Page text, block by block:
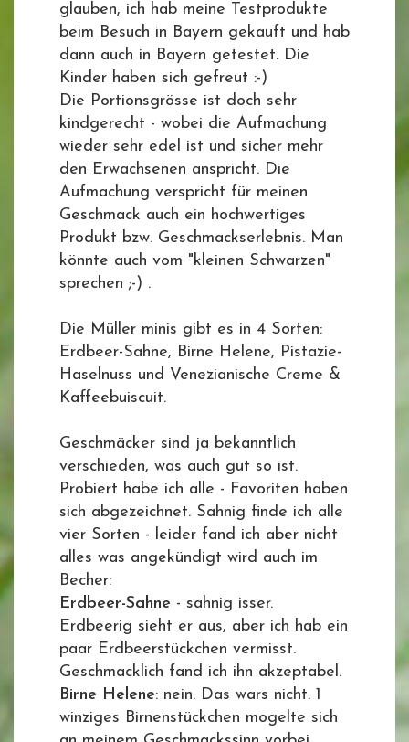
glauben, ich hab meine Testprodukte
beim Besuch in Bayern gekauft und hab
dann auch in Bayern getestet. Die
Kinder haben sich gefreut :-)
Die Portionsgrösse ist doch sehr
kindgerecht - wobei die Aufmachung
wieder sehr edel ist und sicher mehr
den Erwachsenen anspricht. Die
Aufmachung verspricht für meinen
Geschmack auch ein hochwertiges
Produkt bzw. Geschmackserlebnis. Man
könnte auch vom "kleinen Schwarzen"
sprechen ;-) .
Die Müller minis gibt es in 4 Sorten:
Erdbeer-Sahne, Birne Helene, Pistazie-
Haselnuss und Venezianische Creme &
Kaffeebuiscuit.
Geschmäcker sind ja bekanntlich
verschieden, was auch gut so ist.
Probiert habe ich alle - Favoriten haben
sich abgezeichnet. Sahnig finde ich alle
vier Sorten - leider fand ich aber nicht
alles was angekündigt wird auch im
Becher:
Erdbeer-Sahne - sahnig isser.
Erdbeerig sieht er aus, aber ich hab ein
paar Erdbeerstückchen vermisst.
Geschmacklich fand ich ihn akzeptabel.
Birne Helene: nein. Das wars nicht. 1
winziges Birnenstückchen mogelte sich